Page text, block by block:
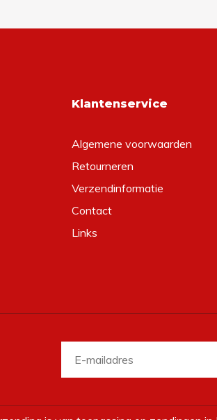
Klantenservice
Algemene voorwaarden
Retourneren
Verzendinformatie
Contact
Links